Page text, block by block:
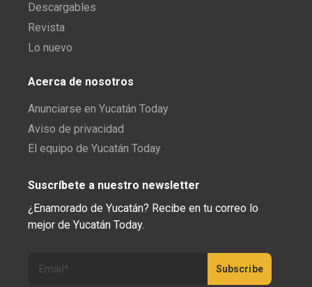
Descargables
Revista
Lo nuevo
Acerca de nosotros
Anunciarse en Yucatán Today
Aviso de privacidad
El equipo de Yucatán Today
Suscríbete a nuestro newsletter
¿Enamorado de Yucatán? Recibe en tu correo lo
mejor de Yucatán Today.